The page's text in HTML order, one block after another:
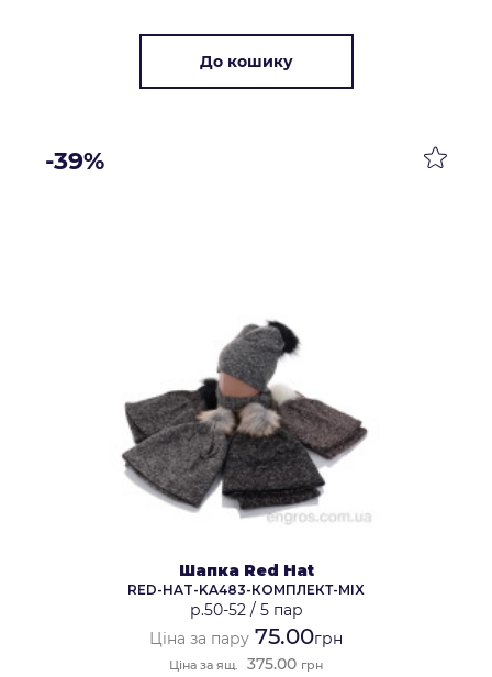
До кошику
-39%
Шапка Red Hat
RED-HAT-KA483-КОМПЛЕКТ-MIX
р.50-52 / 5 пар
Ціна за пару 75.00грн
Ціна за ящ. 375.00 грн